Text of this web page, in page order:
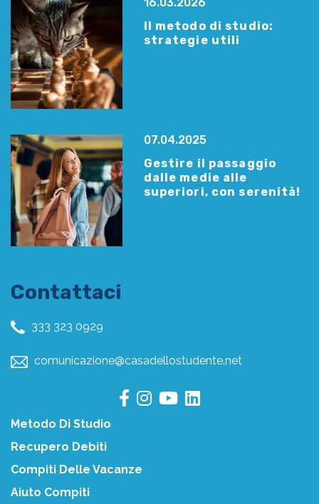
16.03.2026
Il metodo di studio:
strategie utili
07.04.2025
Gestire il passaggio
dalle medie alle
superiori, con serenità!
Contattaci
333 323 0929
comunicazione@casadellostudente.net
Metodo Di Studio
Recupero Debiti
Compiti Delle Vacanze
Aiuto Compiti